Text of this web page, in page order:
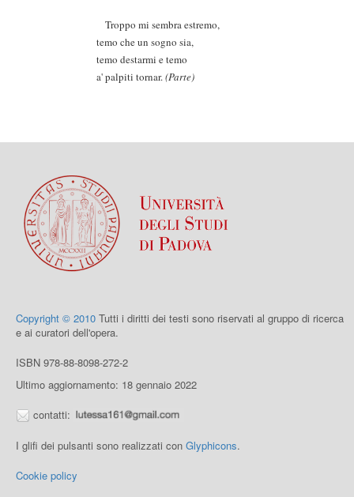
Troppo mi sembra estremo,
temo che un sogno sia,
temo destarmi e temo
a' palpiti tornar.(Parte)
Copyright © 2010 Tutti i diritti dei testi sono riservati al gruppo di ricerca
e ai curatori dell'opera.
ISBN 978-88-8098-272-2
Ultimo aggiornamento: 18 gennaio 2022
contatti:
I glifi dei pulsanti sono realizzati con Glyphicons.
Cookie policy